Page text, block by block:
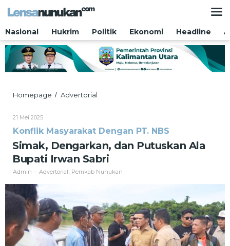
Nasional
Hukrim Politik Ekonomi Headline
Homepage / Advertorial
Ala
Irwan
Sabri
21 Mei 2025Oleh
Konflik Masyarakat Dengan PT. NBS
Simak, Dengarkan, dan Putuskan Ala
Bupati Irwan Sabri
Admin - Advertorial Pemkab Nunukan